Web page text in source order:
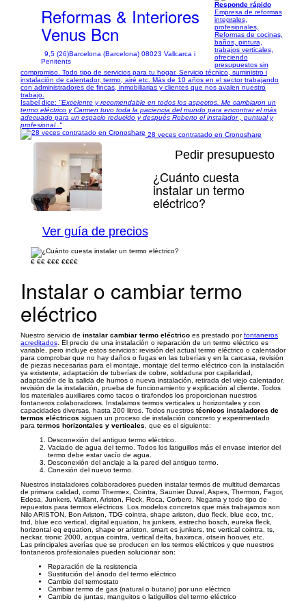
Reformas & Interiores
Venus Bcn
9,5 (26)Barcelona (Barcelona) 08023 Vallcarca i
Penitents
Responde rápido
Empresa de reformas
integrales,
profesionales,
Reformas de cocinas,
baños, pintura,
trabajos verticales,
ofreciendo
presupuestos sin
compromiso. Todo tipo de servicios para tu hogar. Servicio técnico, suministro i
instalación de calentador, termo, airé etc. Más de 10 años en el sector trabajando
con administradores de fincas, inmobiliarias y clientes que nos avalen nuestro
trabajo.
Isabel dice: "Excelente y recomendable en todos los aspectos. Me cambiaron un
termo eléctrico y Carmen tuvo toda la paciencia del mundo para encontrar el más
adecuado para un espacio reducido y después Roberto el instalador , puntual y
profesional ."
28 veces contratado en Cronoshare
1/26
Pedir presupuesto
¿Cuánto cuesta
instalar un termo
eléctrico?
Ver guía de precios
€ €€ €€€ €€€€
Instalar o cambiar termo
eléctrico
Nuestro servicio de instalar cambiar termo eléctrico es prestado porfontaneros
acreditados . El precio de una instalación o reparación de un termo eléctrico es
variable, pero incluye estos servicios: revisión del actual termo eléctrico o calentador
para comprobar que no hay daños o fugas en las tuberías y en la carcasa, revisión
de piezas necesarias para el montaje, montaje del termo eléctrico con la instalación
ya existente, adaptación de tuberías de cobre, soldadura por capilaridad,
adaptación de la salida de humos o nueva instalación, retirada del viejo calentador,
revisión de la instalación, prueba de funcionamiento y explicación al cliente. Todos
los materiales auxiliares como tacos o tirafondos los proporcionan nuestros
fontaneros colaboradores. Instalamos termos verticales u horizontales y con
capacidades diversas, hasta 200 litros. Todos nuestros técnicos instaladores de
termos eléctricos siguen un proceso de instalación concreto y experimentado
para termos horizontales y verticales , que es el siguiente:
Desconexión del antiguo termo eléctrico.
Vaciado de agua del termo. Todos los latiguillos más el envase interior del
termo debe estar vacío de agua.
Desconexión del anclaje a la pared del antiguo termo.
Conexión del nuevo termo.
Nuestros instaladores colaboradores pueden instalar termos de multitud demarcas
de primara calidad, como Thermex, Cointra, Saunier Duval, Aspes, Thermon, Fagor,
Edesa, Junkers, Vaillant, Ariston, Fleck, Roca, Corbero, Negarra y todo tipo de
repuestos para termos eléctricos. Los modelos concretos que más trabajamos son
Nilo ARISTON, Bon Ariston, TDG cointra, shape ariston, duo fleck, blue eco, tnc,
tnd, blue eco vertical, digital equation, hs junkers, estrecho bosch, eureka fleck,
horizontal eq equation, shape or ariston, smart es junkers, tnc vertical cointra, ts,
neckar, tronic 2000, acqua cointra, vertical delta, baxiroca, otsein hoover, etc.
Las principales averías que se producen en los termos eléctricos y que nuestros
fontaneros profesionales pueden solucionar son:
Reparación de la resistencia
Sustitución del ánodo del termo eléctrico
Cambio del termostato
Cambiar termo de gas (natural o butano) por uno eléctrico
Cambio de juntas, manguitos o latiguillos del termo eléctrico